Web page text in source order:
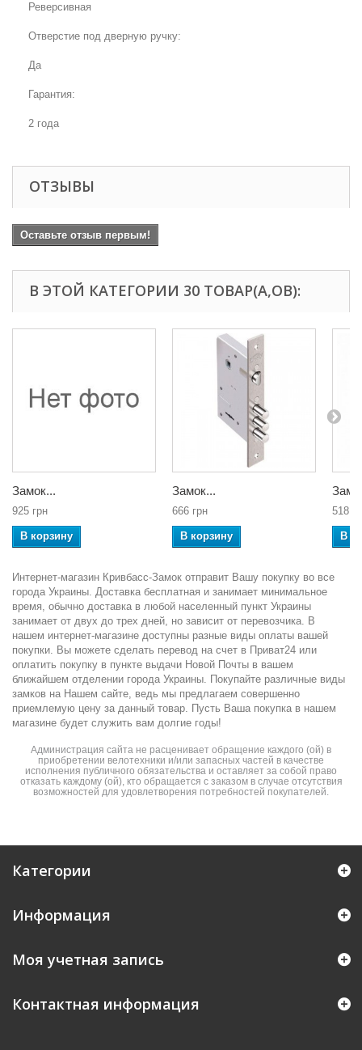
Реверсивная
Отверстие под дверную ручку:
Да
Гарантия:
2 года
ОТЗЫВЫ
Оставьте отзыв первым!
В ЭТОЙ КАТЕГОРИИ 30 ТОВАР(А,ОВ):
Замок...
925 грн
В корзину
Замок...
666 грн
В корзину
518
В
Интернет-магазин Кривбасс-Замок отправит Вашу покупку во все
города Украины. Доставка бесплатная и занимает минимальное
время, обычно доставка в любой населенный пункт Украины
занимает от двух до трех дней, но зависит от перевозчика. В
нашем интернет-магазине доступны разные виды оплаты вашей
покупки. Вы можете сделать перевод на счет в Приват24 или
оплатить покупку в пункте выдачи Новой Почты в вашем
ближайшем отделении города Украины. Покупайте различные виды
замков на Нашем сайте, ведь мы предлагаем совершенно
приемлемую цену за данный товар. Пусть Ваша покупка в нашем
магазине будет служить вам долгие годы!
Администрация сайта не расценивает обращение каждого (ой) в
приобретении велотехники и/или запасных частей в качестве
исполнения публичного обязательства и оставляет за собой право
отказать каждому (ой), кто обращается с заказом в случае отсутствия
возможностей для удовлетворения потребностей покупателей.
Категории
Информация
Моя учетная запись
Контактная информация